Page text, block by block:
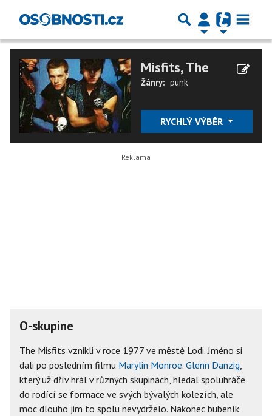
Misfits, The
Žánry: punk
RYCHLÝ VÝBĚR
O-skupine
The Misfits vznikli v roce 1977 ve městě Lodi. Jméno si
dali po posledním filmu Marylin Monroe. Glenn Danzig,
který už dřív hrál v různých skupinách, hledal spoluhráče
do rodící se formace ve svých bývalých kolezích, ale
moc dlouho jim to spolu nevydrželo. Nakonec bubeník